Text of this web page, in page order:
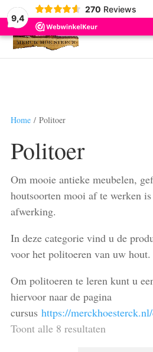
9,4
270 Reviews
Home/ Politoer
Politoer
Om mooie antieke meubelen,
houtsoorten mooi af te werken
afwerking.
In deze categorie vind u de
voor het politoeren van uw hout.
Om politoeren te leren kunt u
hiervoor naar de pagina
cursus https://
Toont alle 8 resultaten